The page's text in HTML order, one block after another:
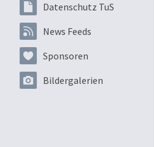
Datenschutz TuS
News Feeds
Sponsoren
Bildergalerien